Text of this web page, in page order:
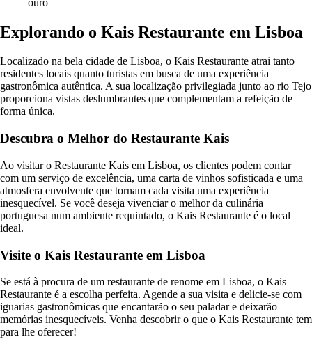
Explorando o Kais Restaurante em Lisboa
Localizado na bela cidade de Lisboa, o Kais Restaurante atrai tanto
residentes locais quanto turistas em busca de uma experiência
gastronômica autêntica. A sua localização privilegiada junto ao rio Tejo
proporciona vistas deslumbrantes que complementam a refeição de
forma única.
Descubra o Melhor do Restaurante Kais
Ao visitar o Restaurante Kais em Lisboa, os clientes podem contar
com um serviço de excelência, uma carta de vinhos sofisticada e uma
atmosfera envolvente que tornam cada visita uma experiência
inesquecível. Se você deseja vivenciar o melhor da culinária
portuguesa num ambiente requintado, o Kais Restaurante é o local
ideal.
Visite o Kais Restaurante em Lisboa
Se está à procura de um restaurante de renome em Lisboa, o Kais
Restaurante é a escolha perfeita. Agende a sua visita e delicie-se com
iguarias gastronômicas que encantarão o seu paladar e deixarão
memórias inesquecíveis. Venha descobrir o que o Kais Restaurante tem
para lhe oferecer!